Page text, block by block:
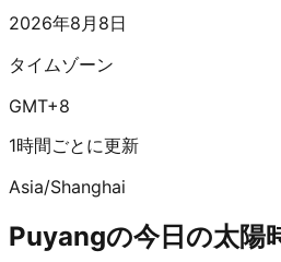
2026年8月8日
タイムゾーン
GMT+8
1時間ごとに更新
Asia/Shanghai
Puyangの今日の太陽